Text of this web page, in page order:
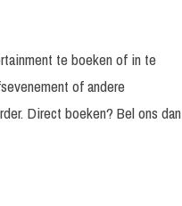
te boeken of in te
of andere
Direct boeken? Bel ons dan